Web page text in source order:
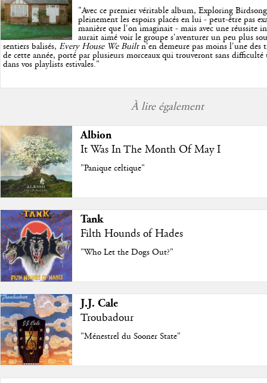
"Avec ce premier véritable album, Exploring
pleinement les espoirs placés en lui - peut-être pas
manière que l'on imaginait - mais avec une réussite
aurait aimé voir le groupe s'aventurer un peu plus
sentiers balisés, Every House We Builtn'en demeure pas moins l'une des
de cette année, porté par plusieurs morceaux qui trouveront sans difficulté
dans vos playlists estivales."
À lire également
Albion
It Was In The Month Of May I
"Panique celtique"
Tank
Filth Hounds of Hades
"Who Let the Dogs Out?"
J.J. Cale
Troubadour
"Ménestrel du Sooner State"